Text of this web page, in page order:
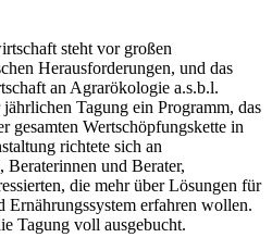
steht vor großen
Herausforderungen, und das
an Agrarökologie a.s.b.l.
Tagung ein Programm, das
gesamten Wertschöpfungskette in
richtete sich an
und Berater,
die mehr über Lösungen für
erfahren wollen.
Tagung voll ausgebucht.